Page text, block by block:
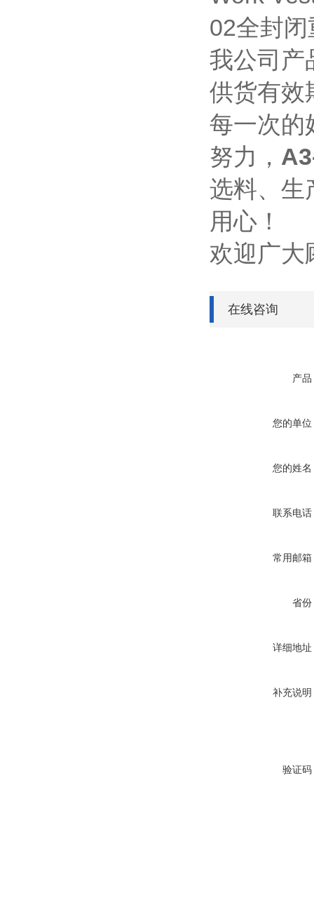
02全封
我公司产
供货有效
每一次的
努力，
选料、生
用心！
欢迎广大
在线咨询
产品
您的单位
您的姓名
联系电话
常用邮箱
省份
详细地址
补充说明
验证码